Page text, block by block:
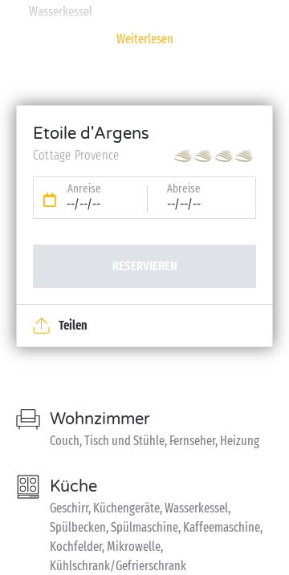
Wasserkessel
Weiterlesen
Etoile d'Argens
Cottage Provence
Anreise
--/--/--
Abreise
--/--/--
RESERVIEREN
Teilen
Wohnzimmer
Couch, Tisch und Stühle, Fernseher, Heizung
Küche
Geschirr, Küchengeräte, Wasserkessel,
Spülbecken, Spülmaschine, Kaffeemaschine,
Kochfelder, Mikrowelle,
Kühlschrank/Gefrierschrank